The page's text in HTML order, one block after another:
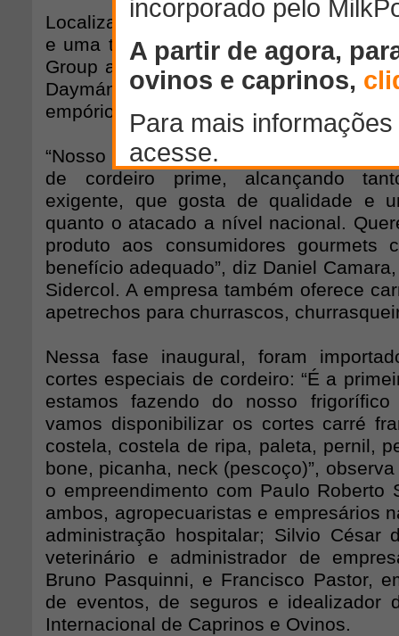
Localizado em Salto, pólo na criação de
e uma tradicional região agroindustrial
Group atua desde a criação dos
Daymán) e venda direta ao
empórios.
“Nosso principal objetivo é atender a
de cordeiro prime, alcançando
exigente, que gosta de qualidade e
quanto o atacado a nível nacional.
produto aos consumidores gourmets
benefício adequado”, diz Daniel
Sidercol. A empresa também oferece
apetrechos para churrascos,
Nessa fase inaugural, foram
cortes especiais de cordeiro: “É a
estamos fazendo do nosso
vamos disponibilizar os cortes carré
costela, costela de ripa, paleta, pernil,
bone, picanha, neck (pescoço)”,
o empreendimento com Paulo Roberto
ambos, agropecuaristas e empresários
administração hospitalar; Silvio César
veterinário e administrador de
Bruno Pasquinni, e Francisco Pastor,
de eventos, de seguros e idealizador
Internacional de Caprinos e Ovinos.